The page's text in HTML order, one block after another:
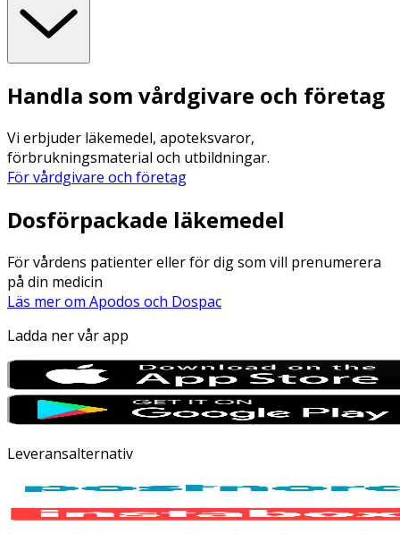
Handla som vårdgivare och företag
Vi erbjuder läkemedel, apoteksvaror,
förbrukningsmaterial och utbildningar.
För vårdgivare och företag
Dosförpackade läkemedel
För vårdens patienter eller för dig som vill prenumerera
på din medicin
Läs mer om Apodos och Dospac
Ladda ner vår app
Leveransalternativ